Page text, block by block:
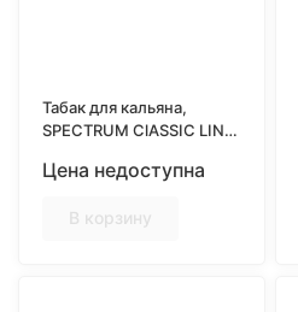
Табак для кальяна,
SPECTRUM ClASSIC LINE
(Печенье с молоком)
Цена недоступна
В корзину